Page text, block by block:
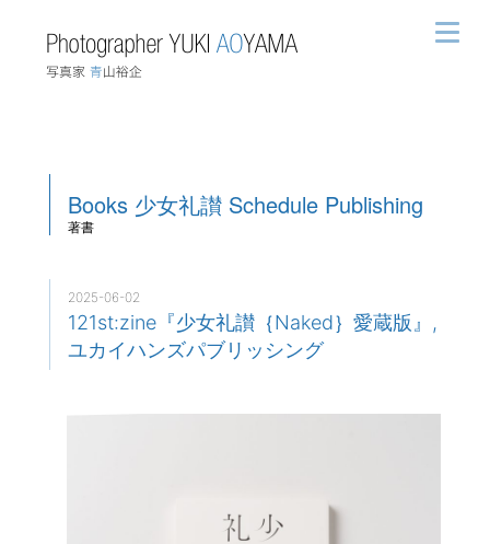
Books 少女礼讃 Schedule Publishing
著書
2025-06-02
121st:zine『少女礼讃｛Naked｝愛蔵版』,
ユカイハンズパブリッシング